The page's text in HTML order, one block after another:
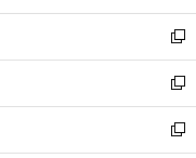
し
い
ウ
ィ
ン
ド
ウ
新
し
い
ウ
ィ
新
し
い
新